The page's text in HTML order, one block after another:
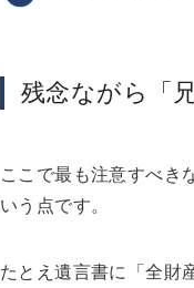
残念ながら「
ここで最も注意すべき
いう点です。
たとえ遺言書に「全財